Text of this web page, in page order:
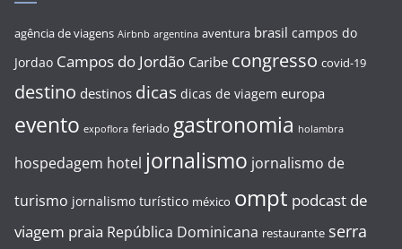
agência de viagens Airbnb argentina aventura brasil campos do
Jordao Campos do Jordão Caribe congresso covid-19
destino destinos dicas dicas de viagem europa
evento expoflora feriado gastronomia holambra
hospedagem hotel jornalismo jornalismo de
turismo jornalismo turístico méxico ompt podcast de
viagem praia República Dominicana restaurante serra